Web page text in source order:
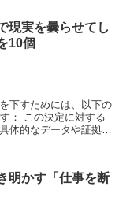
現実を曇らせてし
10個
下すためには、以下の
： この決定に対する
体的なデータや証拠に
明かす「仕事を断